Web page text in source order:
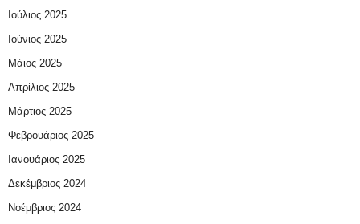
Ιούλιος 2025
Ιούνιος 2025
Μάιος 2025
Απρίλιος 2025
Μάρτιος 2025
Φεβρουάριος 2025
Ιανουάριος 2025
Δεκέμβριος 2024
Νοέμβριος 2024